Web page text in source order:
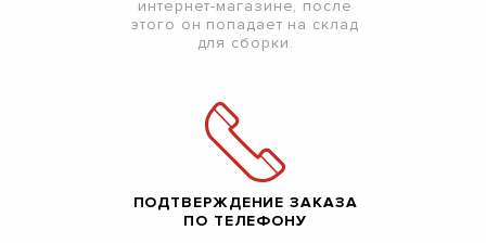
интернет-магазине, после
этого он попадает на склад
для сборки.
ПОДТВЕРЖДЕНИЕ ЗАКАЗА
ПО ТЕЛЕФОНУ